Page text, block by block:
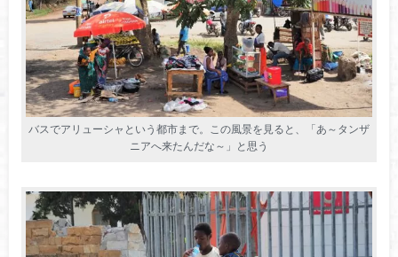
バスでアリューシャという都市まで。この風景を見ると、「あ～タンザ
ニアへ来たんだな～」と思う